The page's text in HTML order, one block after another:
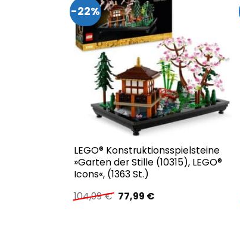
-22%
LEGO® Konstruktionsspielsteine
»Garten der Stille (10315), LEGO®
Icons«, (1363 St.)
104,99€ Ursprünglicher
Preis
77,99 €Aktueller